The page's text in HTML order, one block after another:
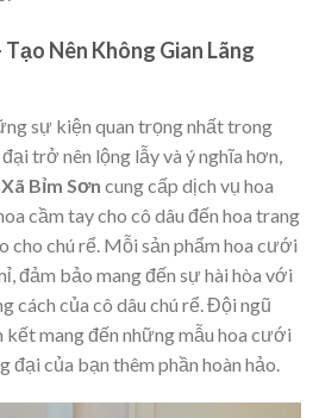
Nên Không Gian Lãng
sự kiện quan trọng nhất trong
trở nên lộng lẫy và ý nghĩa hơn,
Bỉm Sơn cung cấp dịch vụ hoa
cầm tay cho cô dâu đến hoa trang
cho chú rể. Mỗi sản phẩm hoa cưới
đảm bảo mang đến sự hài hòa với
cách của cô dâu chú rể. Đội ngũ
mang đến những mẫu hoa cưới
đại của bạn thêm phần hoàn hảo.